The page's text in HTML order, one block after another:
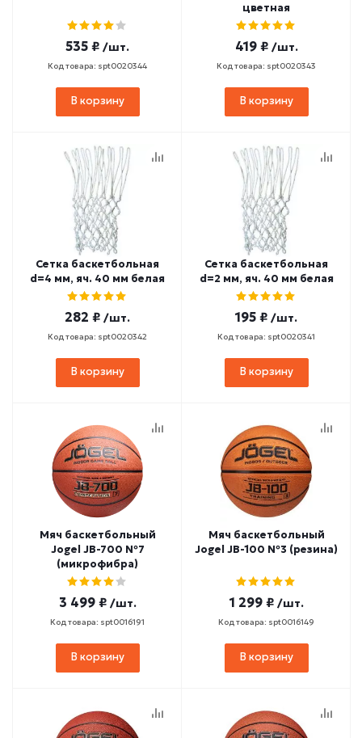
535 ₽ /шт.
Код товара: spt0020344
В корзину
цветная
419 ₽ /шт.
Код товара: spt0020343
В корзину
Сетка баскетбольная
d=4 мм, яч. 40 мм белая
282 ₽ /шт.
Код товара: spt0020342
В корзину
Сетка баскетбольная
d=2 мм, яч. 40 мм белая
195 ₽ /шт.
Код товара: spt0020341
В корзину
Мяч баскетбольный
Jogel JB-700 №7
(микрофибра)
3 499 ₽ /шт.
Код товара: spt0016191
В корзину
Мяч баскетбольный
Jogel JB-100 №3 (резина)
1 299 ₽ /шт.
Код товара: spt0016149
В корзину